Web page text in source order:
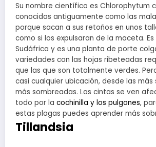
Su nombre científico es Chlorophytum
conocidas antiguamente como las
porque sacan a sus retoños en unos
como si los expulsaran de la maceta.
Sudáfrica y es una planta de porte
variedades con las hojas ribeteadas
que las que son totalmente verdes.
casi cualquier ubicación, desde las más
más sombreadas. Las cintas se ven
todo por la cochinilla y los pulgones,
estas plagas puedes aprender más
Tillandsia